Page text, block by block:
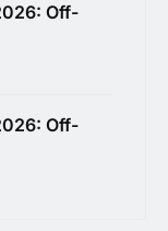
Off-
Off-